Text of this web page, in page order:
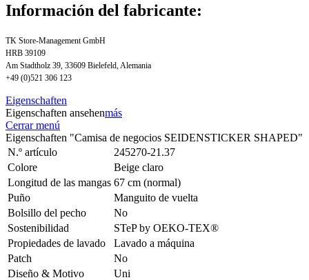
Información del fabricante:
TK Store-Management GmbH
HRB 39109
Am Stadtholz 39, 33609 Bielefeld, Alemania
+49 (0)521 306 123
Eigenschaften
Eigenschaften ansehenmás
Cerrar menú
Eigenschaften "Camisa de negocios SEIDENSTICKER SHAPED"
N.º artículo
245270-21.37
Colore
Beige claro
Longitud de las mangas 67 cm (normal)
Puño
Manguito de vuelta
Bolsillo del pecho
No
Sostenibilidad
STeP by OEKO-TEX®
Propiedades de lavado
Lavado a máquina
Patch
No
Diseño & Motivo
Uni